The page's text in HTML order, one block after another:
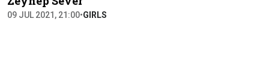
09 JUL 2021, 21:00•GIRLS